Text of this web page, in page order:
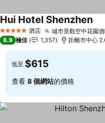
5 星級 酒店 城市景觀空中花園
Hui Hotel Shenzhen
8.9 極佳 1,357 距離市中心
低至 $615
查看 8 個網站的價格